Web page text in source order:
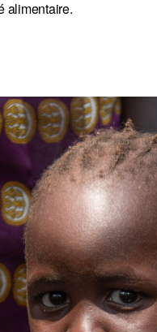
alimentaire.